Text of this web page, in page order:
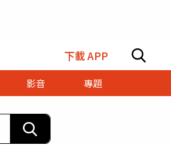
下載 APP
影音
專題